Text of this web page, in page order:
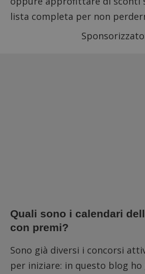
lista completa per non
Quali sono i calendari
con premi?
Sono già diversi i concorsi
per iniziare: in questo blog